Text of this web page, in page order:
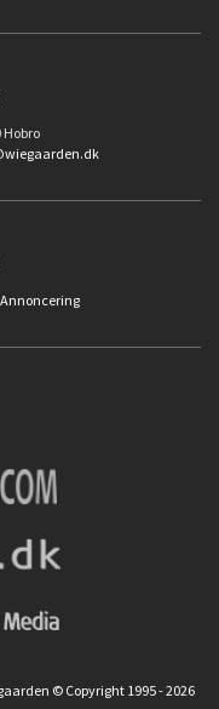
Annoncering
© Copyright 1995 - 2026